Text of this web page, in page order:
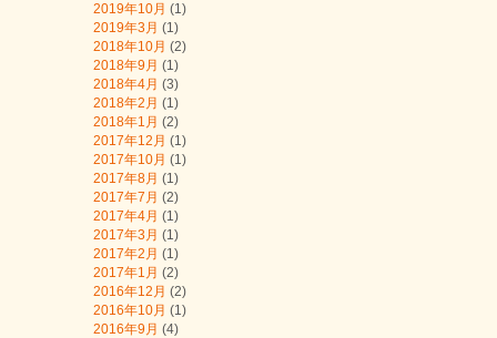
2019年10月 (1)
2019年3月 (1)
2018年10月 (2)
2018年9月 (1)
2018年4月 (3)
2018年2月 (1)
2018年1月 (2)
2017年12月 (1)
2017年10月 (1)
2017年8月 (1)
2017年7月 (2)
2017年4月 (1)
2017年3月 (1)
2017年2月 (1)
2017年1月 (2)
2016年12月 (2)
2016年10月 (1)
2016年9月 (4)